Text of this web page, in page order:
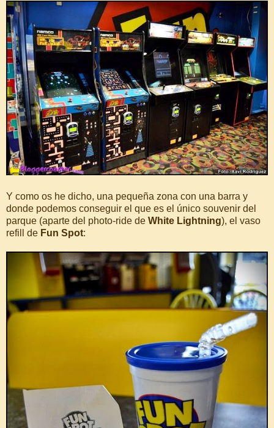
Y como os he dicho, una pequeña zona con una barra y
donde podemos conseguir el que es el único souvenir del
parque (aparte del photo-ride de White Lightning), el vaso
refill de Fun Spot: